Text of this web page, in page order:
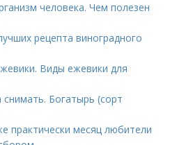
человека. Чем полезен
рецепта виноградного
Виды ежевики для
Богатырь (сорт
практически месяц любители